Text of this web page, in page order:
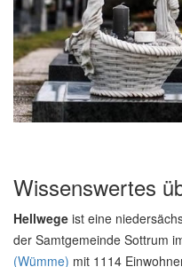
Wissenswertes
Hellwege ist eine
der Samtgemeinde Sottrum
(Wümme) mit 1114